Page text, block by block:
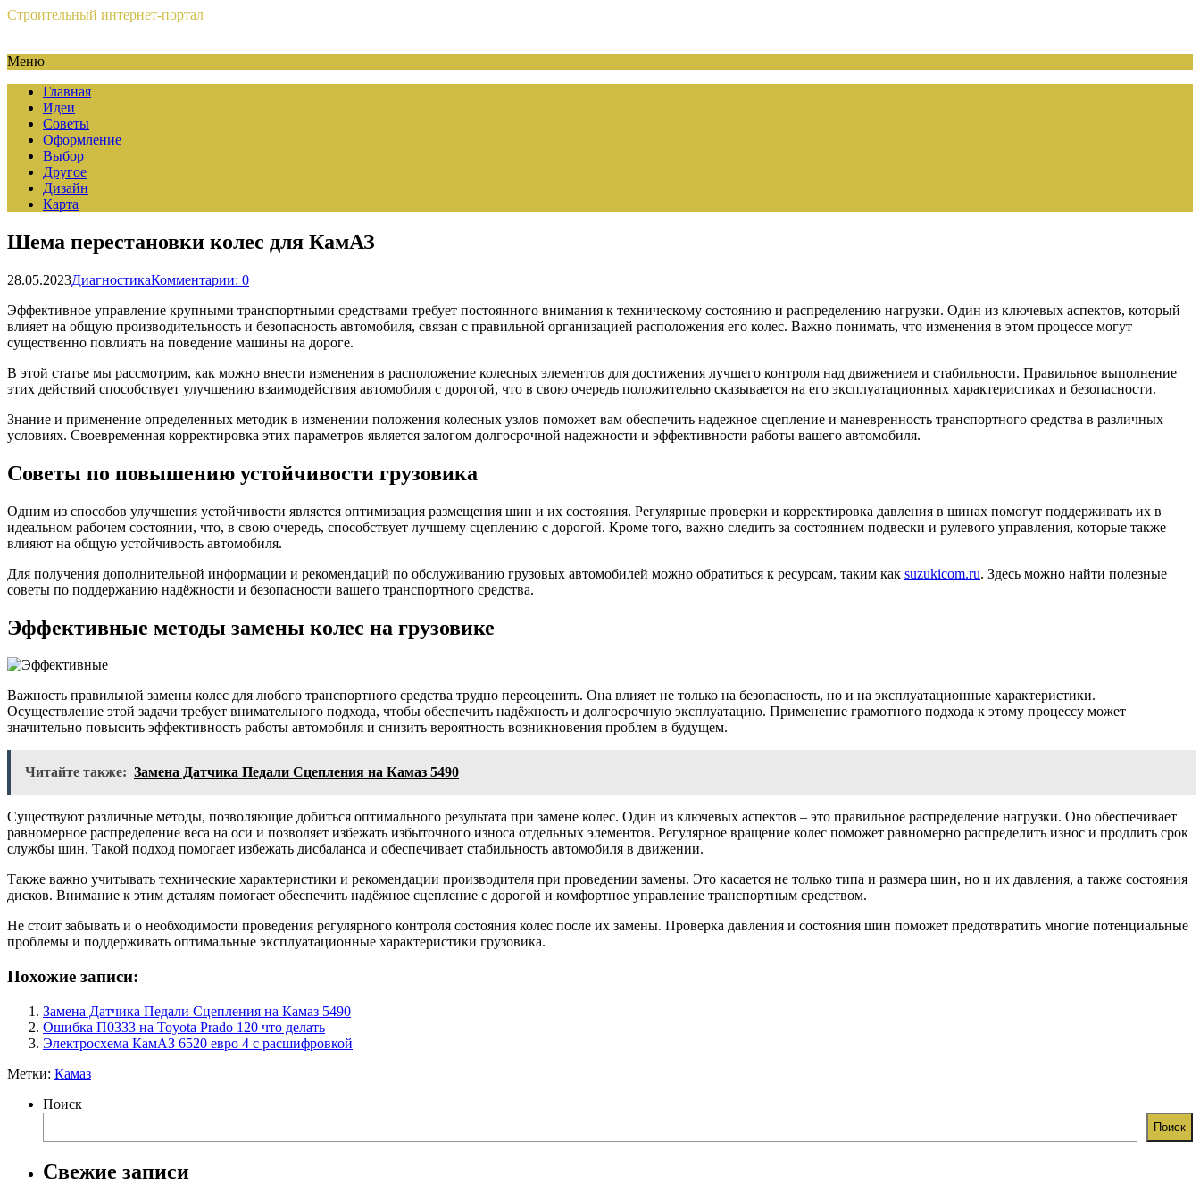
Строительный интернет-портал
Меню
Главная
Идеи
Советы
Оформление
Выбор
Другое
Дизайн
Карта
Шема перестановки колес для КамАЗ
28.05.2023ДиагностикаКомментарии: 0
Эффективное управление крупными транспортными средствами требует постоянного внимания к техническому состоянию и распределению нагрузки. Один из ключевых аспектов, который
влияет на общую производительность и безопасность автомобиля, связан с правильной организацией расположения его колес. Важно понимать, что изменения в этом процессе могут
существенно повлиять на поведение машины на дороге.
В этой статье мы рассмотрим, как можно внести изменения в расположение колесных элементов для достижения лучшего контроля над движением и стабильности. Правильное выполнение
этих действий способствует улучшению взаимодействия автомобиля с дорогой, что в свою очередь положительно сказывается на его эксплуатационных характеристиках и безопасности.
Знание и применение определенных методик в изменении положения колесных узлов поможет вам обеспечить надежное сцепление и маневренность транспортного средства в различных
условиях. Своевременная корректировка этих параметров является залогом долгосрочной надежности и эффективности работы вашего автомобиля.
Советы по повышению устойчивости грузовика
Одним из способов улучшения устойчивости является оптимизация размещения шин и их состояния. Регулярные проверки и корректировка давления в шинах помогут поддерживать их в
идеальном рабочем состоянии, что, в свою очередь, способствует лучшему сцеплению с дорогой. Кроме того, важно следить за состоянием подвески и рулевого управления, которые также
влияют на общую устойчивость автомобиля.
Для получения дополнительной информации и рекомендаций по обслуживанию грузовых автомобилей можно обратиться к ресурсам, таким как suzukicom.ru. Здесь можно найти полезные
советы по поддержанию надёжности и безопасности вашего транспортного средства.
Эффективные методы замены колес на грузовике
Важность правильной замены колес для любого транспортного средства трудно переоценить. Она влияет не только на безопасность, но и на эксплуатационные характеристики.
Осуществление этой задачи требует внимательного подхода, чтобы обеспечить надёжность и долгосрочную эксплуатацию. Применение грамотного подхода к этому процессу может
значительно повысить эффективность работы автомобиля и снизить вероятность возникновения проблем в будущем.
Читайте также: Замена Датчика Педали Сцепления на Камаз 5490
Существуют различные методы, позволяющие добиться оптимального результата при замене колес. Один из ключевых аспектов – это правильное распределение нагрузки. Оно обеспечивает
равномерное распределение веса на оси и позволяет избежать избыточного износа отдельных элементов. Регулярное вращение колес поможет равномерно распределить износ и продлить срок
службы шин. Такой подход помогает избежать дисбаланса и обеспечивает стабильность автомобиля в движении.
Также важно учитывать технические характеристики и рекомендации производителя при проведении замены. Это касается не только типа и размера шин, но и их давления, а также состояния
дисков. Внимание к этим деталям помогает обеспечить надёжное сцепление с дорогой и комфортное управление транспортным средством.
Не стоит забывать и о необходимости проведения регулярного контроля состояния колес после их замены. Проверка давления и состояния шин поможет предотвратить многие потенциальные
проблемы и поддерживать оптимальные эксплуатационные характеристики грузовика.
Похожие записи:
Замена Датчика Педали Сцепления на Камаз 5490
Ошибка П0333 на Toyota Prado 120 что делать
Электросхема КамАЗ 6520 евро 4 с расшифровкой
Метки: Камаз
Поиск
Поиск
Свежие записи